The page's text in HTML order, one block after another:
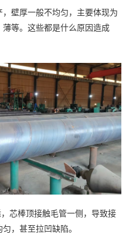
壁厚一般不均匀，主要体现为
等。这些都是什么原因造成
芯棒顶接触毛管一侧，导致接
，甚至拉凹缺陷。